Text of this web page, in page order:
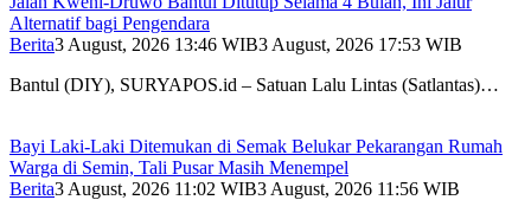
Alternatif bagi Pengendara
Berita3 August, 2026 13:46 WIB3 August, 2026 17:53 WIB
Bantul (DIY), SURYAPOS.id – Satuan Lalu Lintas (Satlantas)…
Bayi Laki-Laki Ditemukan di Semak Belukar Pekarangan Rumah
Warga di Semin, Tali Pusar Masih Menempel
Berita3 August, 2026 11:02 WIB3 August, 2026 11:56 WIB